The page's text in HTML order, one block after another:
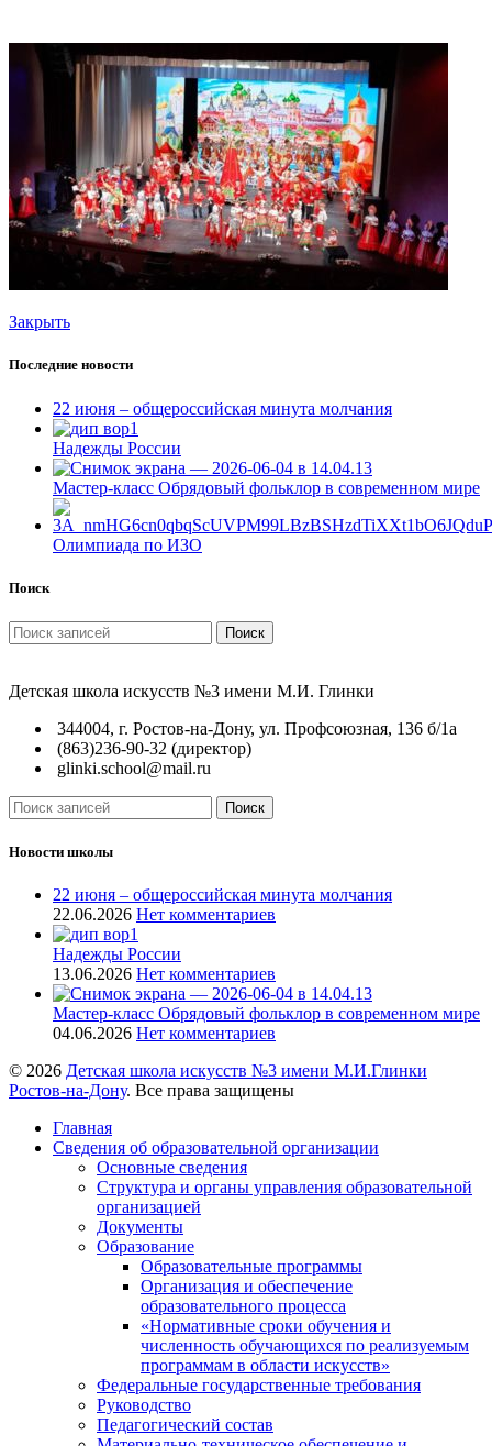
Закрыть
Последние новости
22 июня – общероссийская минута молчания
Надежды России
Мастер-класс Обрядовый фольклор в современном мире
Олимпиада по ИЗО
Поиск
Поиск
Детская школа искусств №3 имени М.И. Глинки
344004, г. Ростов-на-Дону, ул. Профсоюзная, 136 б/1а
(863)236-90-32 (директор)
glinki.school@mail.ru
Поиск
Новости школы
22 июня – общероссийская минута молчания
22.06.2026 Нет комментариев
Надежды России
13.06.2026 Нет комментариев
Мастер-класс Обрядовый фольклор в современном мире
04.06.2026 Нет комментариев
© 2026 Детская школа искусств №3 имени М.И.Глинки
Ростов-на-Дону. Все права защищены
Главная
Сведения об образовательной организации
Основные сведения
Структура и органы управления образовательной
организацией
Документы
Образование
Образовательные программы
Организация и обеспечение
образовательного процесса
«Нормативные сроки обучения и
численность обучающихся по реализуемым
программам в области искусств»
Федеральные государственные требования
Руководство
Педагогический состав